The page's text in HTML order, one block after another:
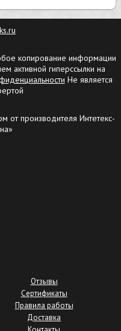
копирование информации
активной гиперссылки на
Не является
от производителя Интетекс-
Отзывы
Сертификаты
Правила работы
Доставка